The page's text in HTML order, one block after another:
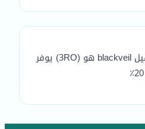
كود خصم عبايات بلاك فيل blackveil هو (3RO) يوفر